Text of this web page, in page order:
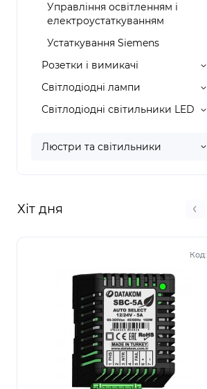
Управління освітленням і
електроустаткуванням
Устаткування Siemens
Розетки і вимикачі
Світлодіодні лампи
Світлодіодні світильники LED
Люстри та світильники
Хіт дня
Код: